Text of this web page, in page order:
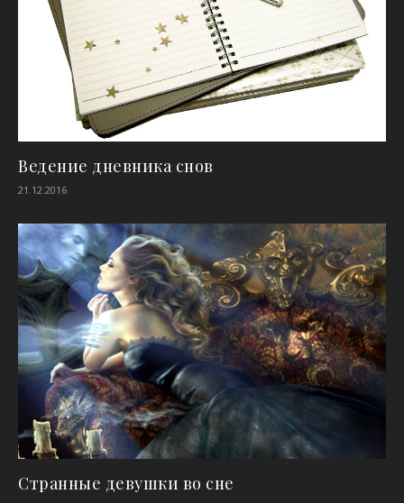
Ведение дневника снов
21.12.2016
Странные девушки во сне